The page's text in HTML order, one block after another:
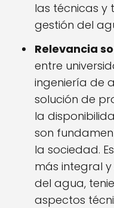
las técnicas y
gestión del
Relevancia
entre
ingeniería de
solución de
la
son
la sociedad.
más integral
del agua,
aspectos